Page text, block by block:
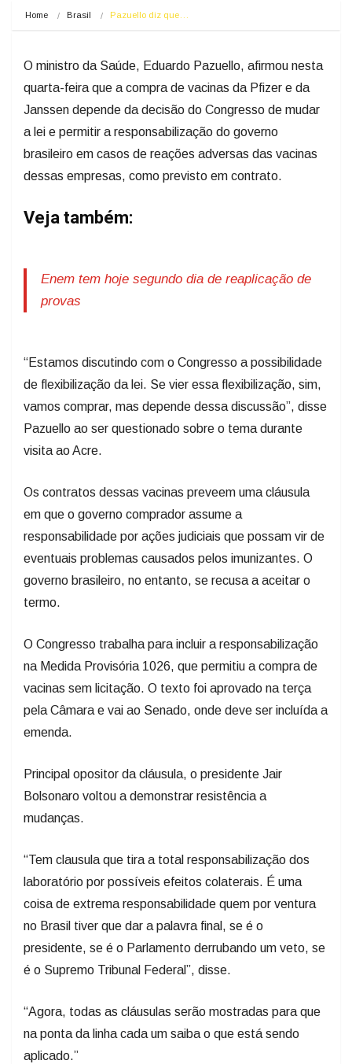
Home Brasil Pazuello diz que…
O ministro da Saúde, Eduardo Pazuello, afirmou nesta
quarta-feira que a compra de vacinas da Pfizer e da
Janssen depende da decisão do Congresso de mudar
a lei e permitir a responsabilização do governo
brasileiro em casos de reações adversas das vacinas
dessas empresas, como previsto em contrato.
Veja também:
Enem tem hoje segundo dia de reaplicação de
provas
“Estamos discutindo com o Congresso a possibilidade
de flexibilização da lei. Se vier essa flexibilização, sim,
vamos comprar, mas depende dessa discussão”, disse
Pazuello ao ser questionado sobre o tema durante
visita ao Acre.
Os contratos dessas vacinas preveem uma cláusula
em que o governo comprador assume a
responsabilidade por ações judiciais que possam vir de
eventuais problemas causados pelos imunizantes. O
governo brasileiro, no entanto, se recusa a aceitar o
termo.
O Congresso trabalha para incluir a responsabilização
na Medida Provisória 1026, que permitiu a compra de
vacinas sem licitação. O texto foi aprovado na terça
pela Câmara e vai ao Senado, onde deve ser incluída a
emenda.
Principal opositor da cláusula, o presidente Jair
Bolsonaro voltou a demonstrar resistência a
mudanças.
“Tem clausula que tira a total responsabilização dos
laboratório por possíveis efeitos colaterais. É uma
coisa de extrema responsabilidade quem por ventura
no Brasil tiver que dar a palavra final, se é o
presidente, se é o Parlamento derrubando um veto, se
é o Supremo Tribunal Federal”, disse.
“Agora, todas as cláusulas serão mostradas para que
na ponta da linha cada um saiba o que está sendo
aplicado.”